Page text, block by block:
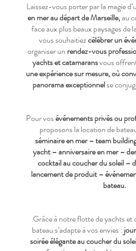
Laissez-vous porter par la magie
en mer au départ de Marseille,au
face aux plus beaux paysages de la
vous souhaitiezcélébrer un
organiser un rendez-vous
yachts et catamaransvous
une expérience sur mesure, où
panorama exceptionnelse
Pour vosévénements privés ou
proposons la location de
séminaire en mer – team
yacht – anniversaire en mer –
cocktail au coucher du soleil –
lancement de produit –
bateau.
Grâce à notre flotte de yachts et
bateau s’adapte à vos envies :
soirée élégante au coucher du